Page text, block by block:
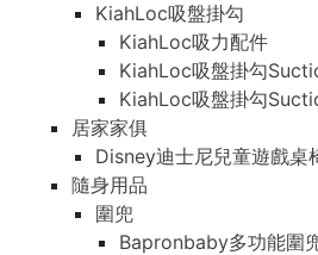
KiahLoc吸盤掛勾
KiahLoc吸力配件
KiahLoc吸盤掛勾
KiahLoc吸盤掛勾
居家家俱
Disney迪士尼兒童遊戲桌
隨身用品
圍兜
Bapronbaby多功能圍